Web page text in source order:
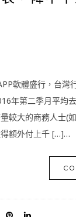
軟體盛行，台
年第二季月平均
較大的商務人士(
額外付上千 […]…